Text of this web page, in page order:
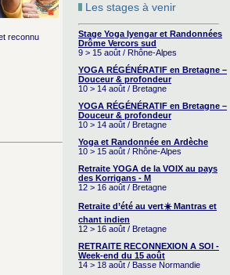
Les stages à venir
Stage Yoga Iyengar et Randonnées
Drôme Vercors sud
9 > 15 août / Rhône-Alpes
YOGA RÉGÉNÉRATIF en Bretagne –
Douceur & profondeur
10 > 14 août / Bretagne
YOGA RÉGÉNÉRATIF en Bretagne –
Douceur & profondeur
10 > 14 août / Bretagne
Yoga et Randonnée en Ardèche
10 > 15 août / Rhône-Alpes
Retraite YOGA de la VOIX au pays
des Korrigans - M
12 > 16 août / Bretagne
Retraite d’été au vert☀️ Mantras et
chant indien
12 > 16 août / Bretagne
RETRAITE RECONNEXION A SOI -
Week-end du 15 août
14 > 18 août / Basse Normandie
reconnu